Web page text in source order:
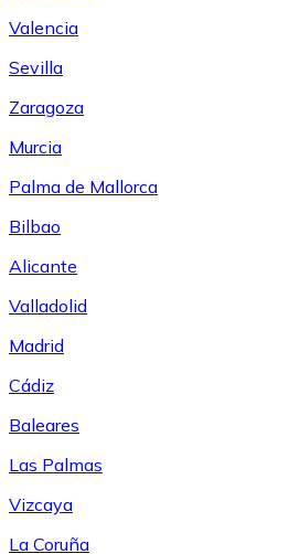
Valencia
Sevilla
Zaragoza
Murcia
Palma de Mallorca
Bilbao
Alicante
Valladolid
Madrid
Cádiz
Baleares
Las Palmas
Vizcaya
La Coruña